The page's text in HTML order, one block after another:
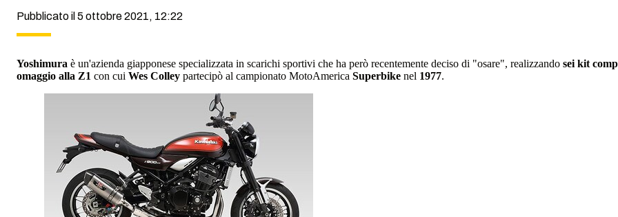
Pubblicato il 5 ottobre 2021, 12:22
Yoshimura è un'azienda giapponese specializzata in scarichi sportivi che ha però recentemente deciso di "osare", realizzando sei kit
omaggio alla Z1 con cui Wes Colley partecipò al campionato MotoAmerica Superbike nel 1977.